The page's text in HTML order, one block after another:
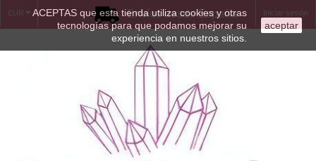
ACEPTAS que esta tienda utiliza cookies y otras
tecnologías para que podamos mejorar su
experiencia en nuestros sitios.
aceptar
EUR Iniciar sesión
Envíos desde España